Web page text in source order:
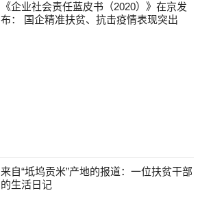
《企业社会责任蓝皮书（2020）》在京发
布： 国企精准扶贫、抗击疫情表现突出
来自“坻坞贡米”产地的报道：一位扶贫干部
的生活日记